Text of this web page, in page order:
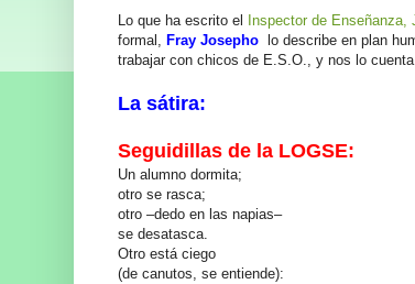
Lo que ha escrito el Inspector de
formal, Fray Josepho lo describe en plan
trabajar con chicos de E.S.O., y nos lo
La sátira:
Seguidillas de la LOGSE:
Un alumno dormita;
otro se rasca;
otro –dedo en las napias–
se desatasca.
Otro está ciego
(de canutos, se entiende):